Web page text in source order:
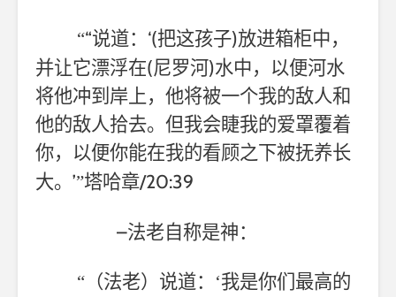
““说道： ‘(把这孩子)放进箱柜中，
并让它漂浮在(尼罗河)水中，以便河水
将他冲到岸上，他将被一个我的敌人和
他的敌人拾去。但我会睫我的爱罩覆着
你，以便你能在我的看顾之下被抚养长
大。 ’”塔哈章/20:39
–法老自称是神：
“（法老）说道：‘我是你们最高的